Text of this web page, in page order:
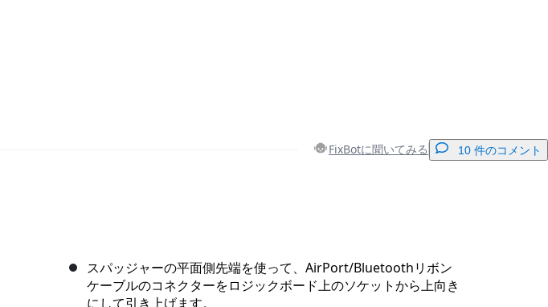
FixBotに聞いてみる 10 件のコメント
スパッジャーの平面側先端を使って、AirPort/Bluetoothリボン
ケーブルのコネクターをロジックボード上のソケットから上向き
にして引き上げます。